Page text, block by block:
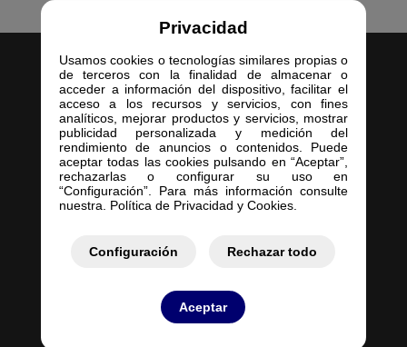
Privacidad
Usamos cookies o tecnologías similares propias o
de terceros con la finalidad de almacenar o
acceder a información del dispositivo, facilitar el
acceso a los recursos y servicios, con fines
analíticos, mejorar productos y servicios, mostrar
publicidad personalizada y medición del
rendimiento de anuncios o contenidos. Puede
aceptar todas las cookies pulsando en “Aceptar”,
rechazarlas o configurar su uso en
“Configuración”. Para más información consulte
nuestra. Política de Privacidad y Cookies.
Configuración Rechazar todo
Aceptar
Inicio
Empresa
Servicios
Contacto
Mis Presupuestos